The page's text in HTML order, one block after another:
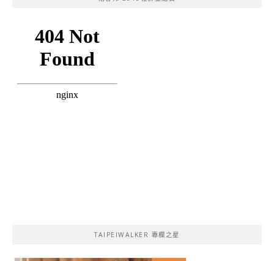
TAIPEIWALKER 專欄之星